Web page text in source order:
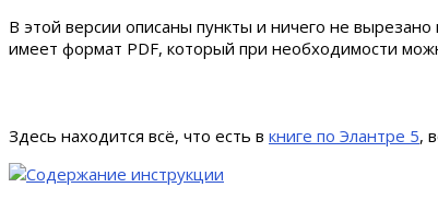
В этой версии описаны пункты и ничего не
имеет формат PDF, который при необходимости
Здесь находится всё, что есть в книге по Элантре 5,